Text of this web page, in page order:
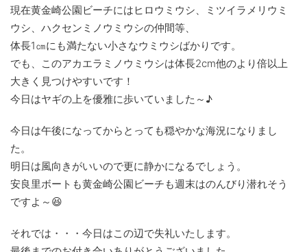
現在黄金崎公園ビーチにはヒロウミウシ、ミツイラメリウミ
ウシ、ハクセンミノウミウシの仲間等、
体長1㎝にも満たない小さなウミウシばかりです。
でも、このアカエラミノウミウシは体長2cm他のより倍以上
大きく見つけやすいです！
今日はヤギの上を優雅に歩いていました～♪
今日は午後になってからとっても穏やかな海況になりまし
た。
明日は風向きがいいので更に静かになるでしょう。
安良里ボートも黄金崎公園ビーチも週末はのんびり潜れそう
ですよ～😆
それでは・・・今日はこの辺で失礼いたします。